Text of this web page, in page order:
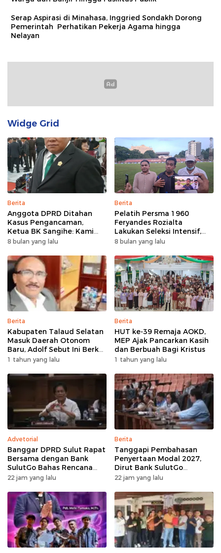
Serap Aspirasi di Minahasa, Inggried Sondakh Dorong
Pemerintah Perhatikan Pekerja Agama hingga
Nelayan
Widge Grid
Berita
Anggota DPRD Ditahan
Kasus Pengancaman,
Ketua BK Sangihe: Kami
Prihatin, Tapi Hormati
8 bulan yang lalu
Berita
Pelatih Persma 1960
Feryandes Rozialta
Lakukan Seleksi Intensif,
Cari Pemain Cepat
8 bulan yang lalu
Berita
Kabupaten Talaud Selatan
Masuk Daerah Otonom
Baru, Adolf Sebut Ini Berkat
Dukungan Dari Berbagai
1 tahun yang lalu
Berita
HUT ke-39 Remaja AOKD,
MEP Ajak Pancarkan Kasih
dan Berbuah Bagi Kristus
1 tahun yang lalu
Advetorial
Banggar DPRD Sulut Rapat
Bersama dengan Bank
SulutGo Bahas Rencana
Penyertaan Modal Rp30
22 jam yang lalu
Berita
Tanggapi Pembahasan
Penyertaan Modal 2027,
Dirut Bank SulutGo
Jelaskan Pentingnya
22 jam yang lalu